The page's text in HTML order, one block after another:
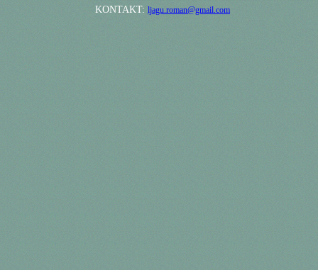
KONTAKT: ljagu.roman@gmail.com